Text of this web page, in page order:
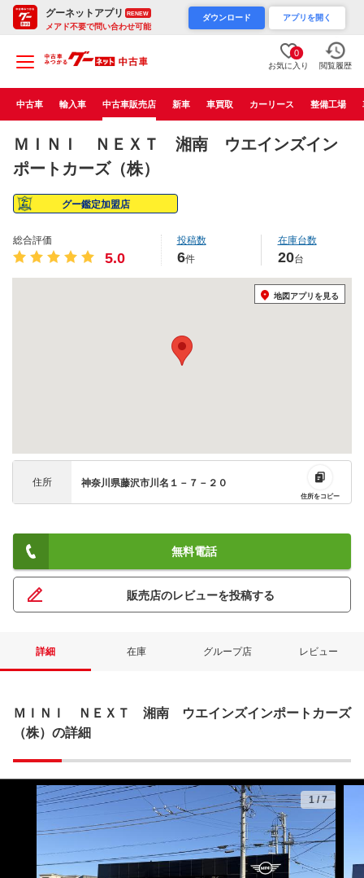
グーネットアプリ RENEW
メアド不要で問い合わせ可能
ダウンロード アプリを開く
0
お気に入り 閲覧履歴
中古車 輸入車 中古車販売店 新車 車買取 カーリース 整備工場
ＭＩＮＩ ＮＥＸＴ 湘南 ウエインズイン
ポートカーズ（株）
グー鑑定加盟店
総合評価
5.0
投稿数
6件
在庫台数
20台
地図アプリを見る
住所 神奈川県藤沢市川名１－７－２０
住所をコピー
無料電話
販売店のレビューを投稿する
詳細 在庫 グループ店 レビュー
ＭＩＮＩ ＮＥＸＴ 湘南 ウエインズインポートカーズ
（株）の詳細
1/7